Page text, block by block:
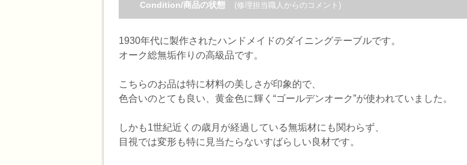
Condition/商品の状態 (修理担当職人からのコメント)
1930年代に製作されたハンドメイドのダイニングテーブルです。
オーク総無垢作りの高級品です。
こちらのお品は特に材料の美しさが印象的で、
色合いのとても良い、黄金色に輝く“ゴールデンオーク”が使われていました。
しかも1世紀近くの歳月が経過している無垢材にも関わらず、
目視では変形も特に見当たらないすばらしい良材です。